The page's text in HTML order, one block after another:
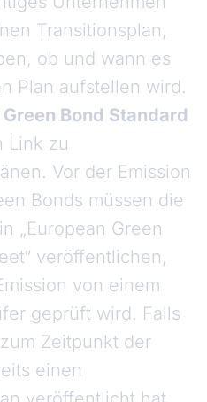
Transitionsplan,
ob und wann es
Plan aufstellen wird.
Green Bond Standard
Link zu
Vor der Emission
Bonds müssen die
„European Green
veröffentlichen,
von einem
geprüft wird. Falls
Zeitpunkt der
einen